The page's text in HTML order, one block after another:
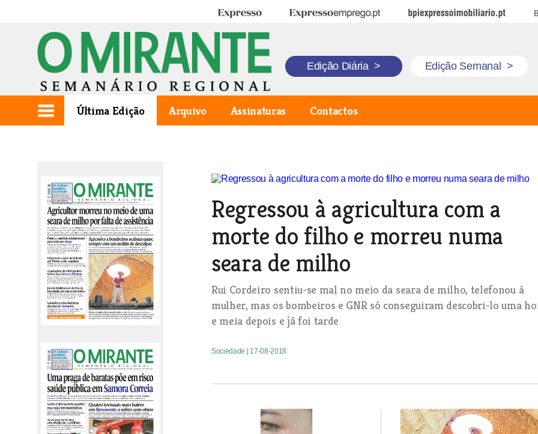
Expresso Expresso Emprego BPI Expresso Imobiliário
Edição Diária > Edição Semanal >
Última Edição Arquivo Assinaturas Contactos
Regressou à agricultura com a
morte do filho e morreu numa
seara de milho
Rui Cordeiro sentiu-se mal no meio da seara de milho, telefonou à
mulher, mas os bombeiros e GNR só conseguiram descobri-lo uma
e meia depois e já foi tarde
Sociedade | 17-08-2018